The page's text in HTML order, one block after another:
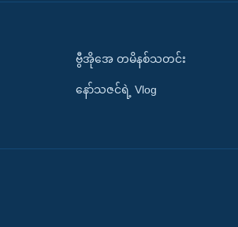
ဗွီအိုအေ တမိနစ်သတင်း
နော်သဇင်ရဲ့ Vlog